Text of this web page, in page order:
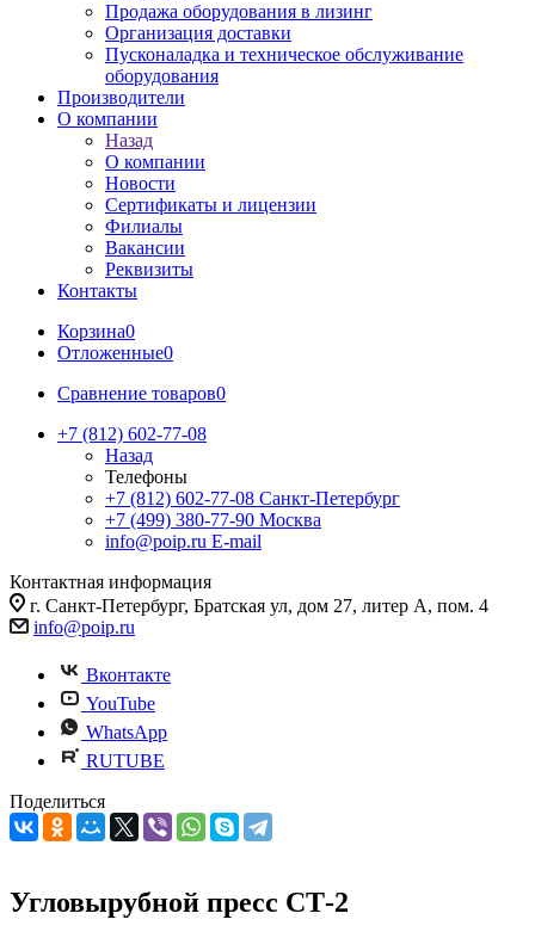
Продажа оборудования в лизинг
Организация доставки
Пусконаладка и техническое обслуживание
оборудования
Производители
О компании
Назад
О компании
Новости
Сертификаты и лицензии
Филиалы
Вакансии
Реквизиты
Контакты
Корзина0
Отложенные0
Сравнение товаров0
+7 (812) 602-77-08
Назад
Телефоны
+7 (812) 602-77-08 Санкт-Петербург
+7 (499) 380-77-90 Москва
info@poip.ru E-mail
Контактная информация
г. Санкт-Петербург, Братская ул, дом 27, литер А, пом. 4
info@poip.ru
Вконтакте
YouTube
WhatsApp
RUTUBE
Поделиться
Угловырубной пресс CТ-2